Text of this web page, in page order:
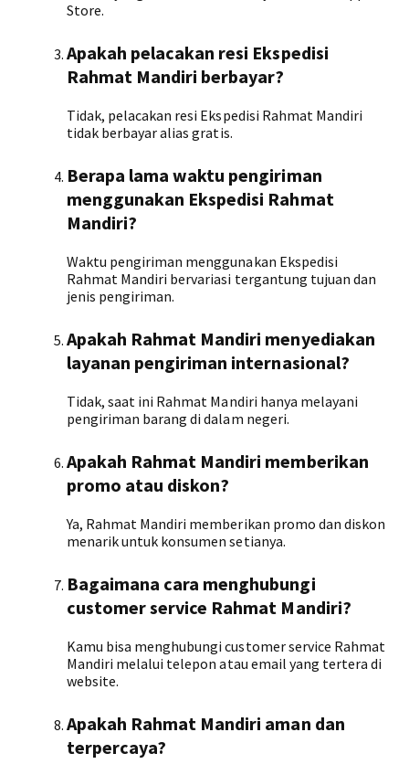
Store.
Apakah pelacakan resi Ekspedisi
Rahmat Mandiri berbayar?
Tidak, pelacakan resi Ekspedisi Rahmat Mandiri
tidak berbayar alias gratis.
Berapa lama waktu pengiriman
menggunakan Ekspedisi Rahmat
Mandiri?
Waktu pengiriman menggunakan Ekspedisi
Rahmat Mandiri bervariasi tergantung tujuan dan
jenis pengiriman.
Apakah Rahmat Mandiri menyediakan
layanan pengiriman internasional?
Tidak, saat ini Rahmat Mandiri hanya melayani
pengiriman barang di dalam negeri.
Apakah Rahmat Mandiri memberikan
promo atau diskon?
Ya, Rahmat Mandiri memberikan promo dan diskon
menarik untuk konsumen setianya.
Bagaimana cara menghubungi
customer service Rahmat Mandiri?
Kamu bisa menghubungi customer service Rahmat
Mandiri melalui telepon atau email yang tertera di
website.
Apakah Rahmat Mandiri aman dan
terpercaya?